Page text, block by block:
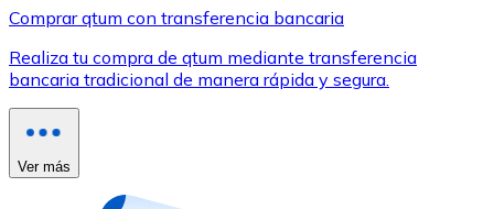
Utiliza tarjetas Visa y Mastercard para comprar
Comprar con tarjeta
Comprar qtum con transferencia bancaria
Realiza tu compra de qtum mediante transferencia
bancaria tradicional de manera rápida y segura.
Ver más